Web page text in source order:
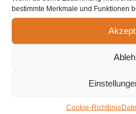
bestimmte Merkmale und Funktionen
Cookie-Richtlinie
Weihnachtscatering
Geschäftsveranstaltung
erfüllen. Unser
reicht von luxuriösem